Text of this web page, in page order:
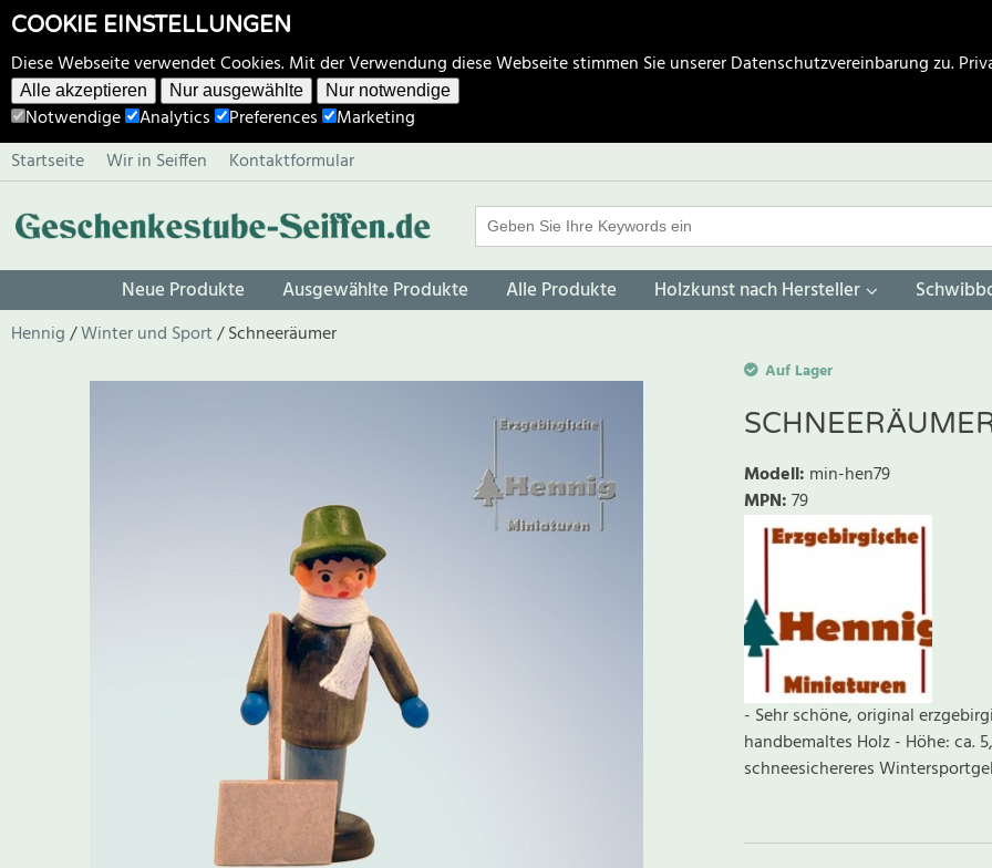
COOKIE EINSTELLUNGEN
Diese Webseite verwendet Cookies. Mit der Verwendung diese Webseite stimmen Sie unserer Datenschutzvereinbarung zu.
Alle akzeptieren Nur ausgewählte Nur notwendige
Notwendige Analytics Preferences
Marketing
Startseite
Wir in Seiffen Kontaktformular
Neue Produkte Ausgewählte Produkte Alle Produkte Holzkunst nach Hersteller
Hennig Winter und Sport Schneeräumer
Auf Lager
Modell: min-hen79
MPN:79
- Sehr schöne, original
handbemaltes Holz - Höhe: ca.
schneesichereres